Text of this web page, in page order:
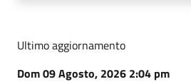
Ultimo aggiornamento
Dom 09 Agosto, 2026 2:04 pm